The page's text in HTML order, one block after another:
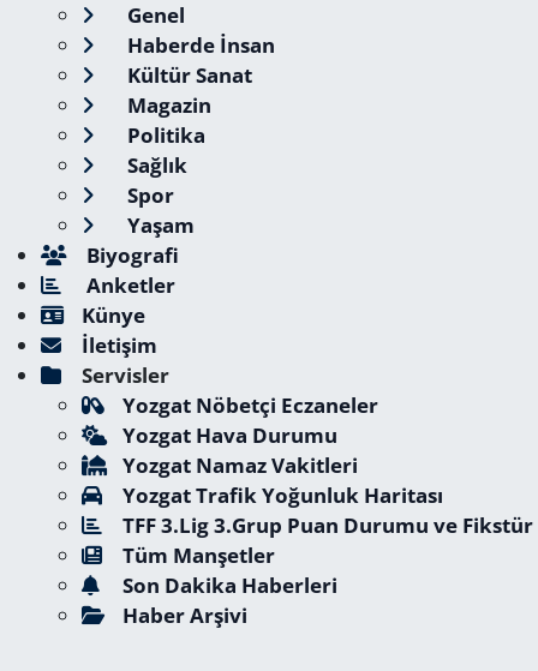
Genel
Haberde İnsan
Kültür Sanat
Magazin
Politika
Sağlık
Spor
Yaşam
Biyografi
Anketler
Künye
İletişim
Servisler
Yozgat Nöbetçi Eczaneler
Yozgat Hava Durumu
Yozgat Namaz Vakitleri
Yozgat Trafik Yoğunluk Haritası
TFF 3.Lig 3.Grup Puan Durumu ve Fikstür
Tüm Manşetler
Son Dakika Haberleri
Haber Arşivi